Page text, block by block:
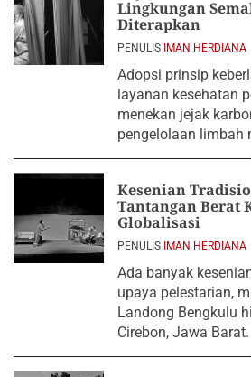
Lingkungan
Diterapkan
PENULIS IMAN HERDIANA
Adopsi prinsip
layanan kesehatan
menekan jejak
pengelolaan limbah
Kesenian
Tantangan Berat
Globalisasi
PENULIS IMAN HERDIANA
Ada banyak
upaya pelestarian,
Landong Bengkulu
Cirebon, Jawa Barat.